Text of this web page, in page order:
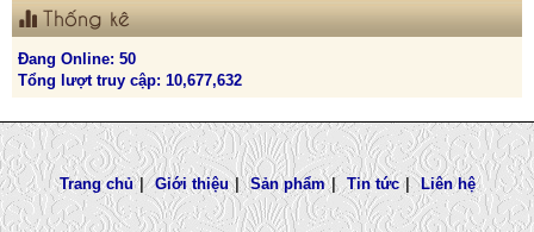
Thống kê
Đang Online: 50
Tổng lượt truy cập: 10,677,632
Trang chủ | Giới thiệu | Sản phẩm | Tin tức | Liên hệ